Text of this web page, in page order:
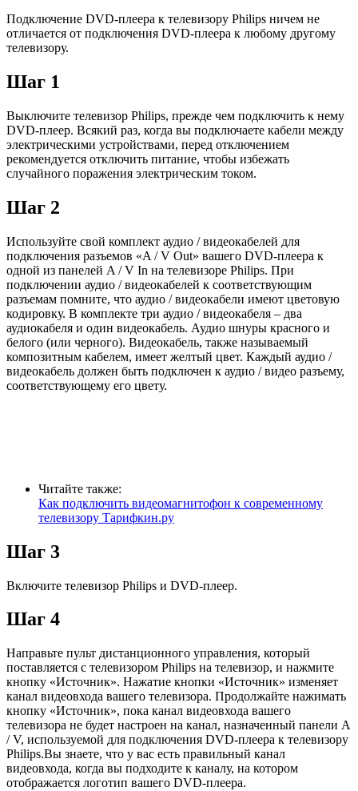
Подключение DVD-плеера к телевизору Philips ничем не
отличается от подключения DVD-плеера к любому другому
телевизору.
Шаг 1
Выключите телевизор Philips, прежде чем подключить к нему
DVD-плеер. Всякий раз, когда вы подключаете кабели между
электрическими устройствами, перед отключением
рекомендуется отключить питание, чтобы избежать
случайного поражения электрическим током.
Шаг 2
Используйте свой комплект аудио / видеокабелей для
подключения разъемов «A / V Out» вашего DVD-плеера к
одной из панелей A / V In на телевизоре Philips. При
подключении аудио / видеокабелей к соответствующим
разъемам помните, что аудио / видеокабели имеют цветовую
кодировку. В комплекте три аудио / видеокабеля – два
аудиокабеля и один видеокабель. Аудио шнуры красного и
белого (или черного). Видеокабель, также называемый
композитным кабелем, имеет желтый цвет. Каждый аудио /
видеокабель должен быть подключен к аудио / видео разъему,
соответствующему его цвету.
Читайте также:
Как подключить видеомагнитофон к современному
телевизору Тарифкин.ру
Шаг 3
Включите телевизор Philips и DVD-плеер.
Шаг 4
Направьте пульт дистанционного управления, который
поставляется с телевизором Philips на телевизор, и нажмите
кнопку «Источник». Нажатие кнопки «Источник» изменяет
канал видеовхода вашего телевизора. Продолжайте нажимать
кнопку «Источник», пока канал видеовхода вашего
телевизора не будет настроен на канал, назначенный панели A
/ V, используемой для подключения DVD-плеера к телевизору
Philips.Вы знаете, что у вас есть правильный канал
видеовхода, когда вы подходите к каналу, на котором
отображается логотип вашего DVD-плеера.